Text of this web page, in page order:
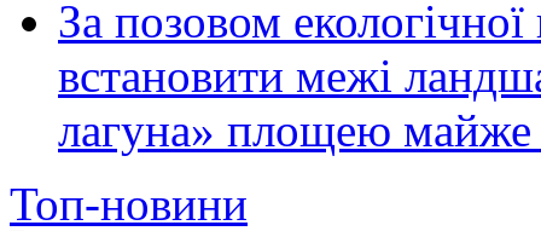
За позовом
встановити межі
лагуна» площею майже
Топ-новини